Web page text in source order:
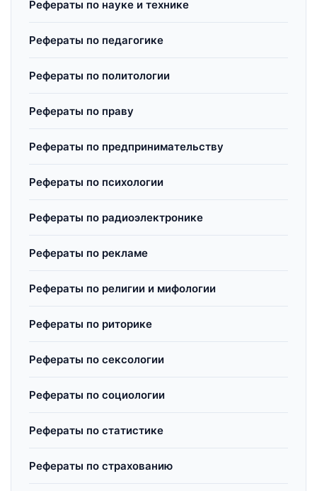
Рефераты по науке и технике
Рефераты по педагогике
Рефераты по политологии
Рефераты по праву
Рефераты по предпринимательству
Рефераты по психологии
Рефераты по радиоэлектронике
Рефераты по рекламе
Рефераты по религии и мифологии
Рефераты по риторике
Рефераты по сексологии
Рефераты по социологии
Рефераты по статистике
Рефераты по страхованию